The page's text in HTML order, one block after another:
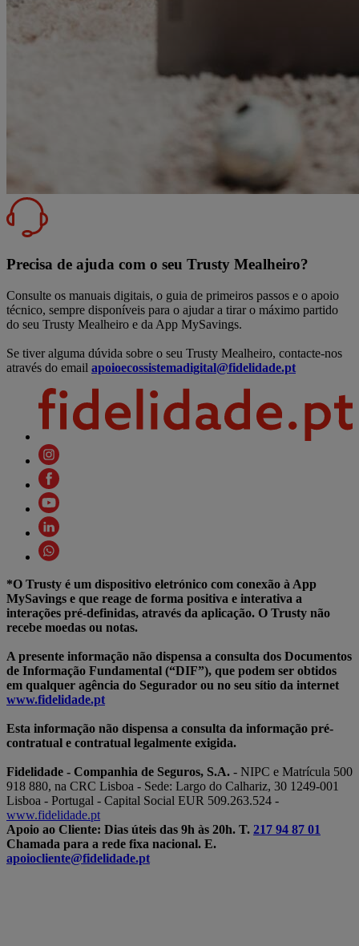
Precisa de ajuda com o seu Trusty Mealheiro?
Consulte os manuais digitais, o guia de primeiros passos e o apoio
técnico, sempre disponíveis para o ajudar a tirar o máximo partido
do seu Trusty Mealheiro e da App MySavings.
Se tiver alguma dúvida sobre o seu Trusty Mealheiro, contacte-nos
através do email apoioecossistemadigital@fidelidade.pt
*O Trusty é um dispositivo eletrónico com conexão à App
MySavings e que reage de forma positiva e interativa a
interações pré-definidas, através da aplicação. O Trusty não
recebe moedas ou notas.
A presente informação não dispensa a consulta dos Documentos
de Informação Fundamental (“DIF”), que podem ser obtidos
em qualquer agência do Segurador ou no seu sítio da internet
www.fidelidade.pt
Esta informação não dispensa a consulta da informação pré-
contratual e contratual legalmente exigida.
Fidelidade - Companhia de Seguros, S.A. - NIPC e Matrícula 500
918 880, na CRC Lisboa - Sede: Largo do Calhariz, 30 1249-001
Lisboa - Portugal - Capital Social EUR 509.263.524 -
www.fidelidade.pt
Apoio ao Cliente: Dias úteis das 9h às 20h. T. 217 94 87 01
Chamada para a rede fixa nacional. E.
apoiocliente@fidelidade.pt